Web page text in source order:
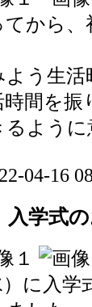
てから
よう生
間を
るよう
04-16
入学式
）に入